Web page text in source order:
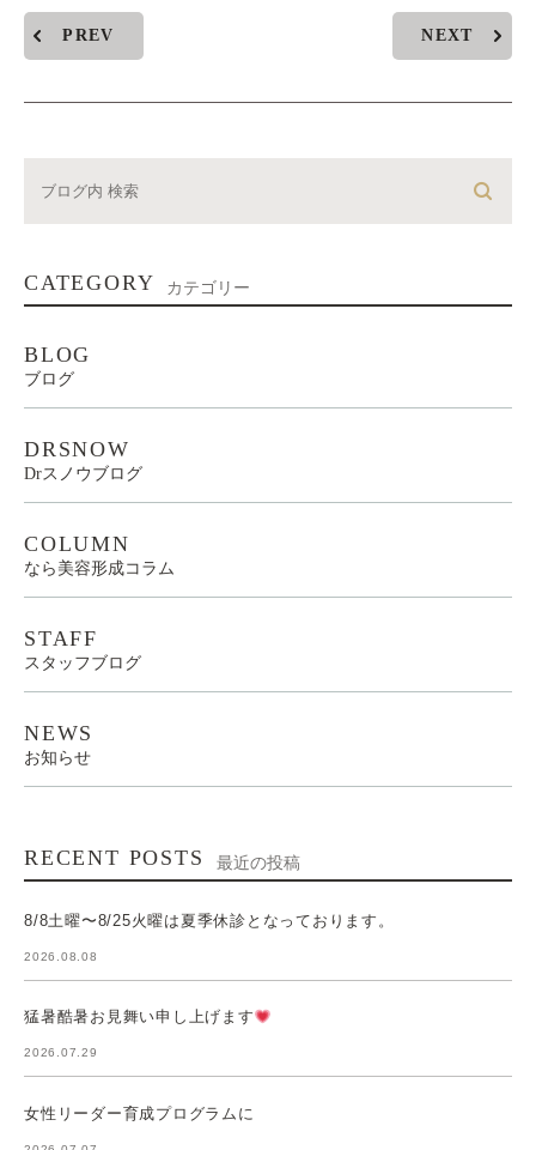
PREV NEXT
CATEGORY カテゴリー
BLOG
ブログ
DRSNOW
Drスノウブログ
COLUMN
なら美容形成コラム
STAFF
スタッフブログ
NEWS
お知らせ
RECENT POSTS 最近の投稿
8/8土曜〜8/25火曜は夏季休診となっております。
2026.08.08
猛暑酷暑お見舞い申し上げます
2026.07.29
女性リーダー育成プログラムに